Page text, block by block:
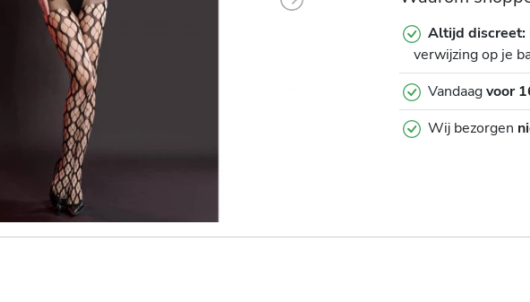
Next
Altijd discreet:
verwijzing op je
Vandaagvoor
Wij bezorgen